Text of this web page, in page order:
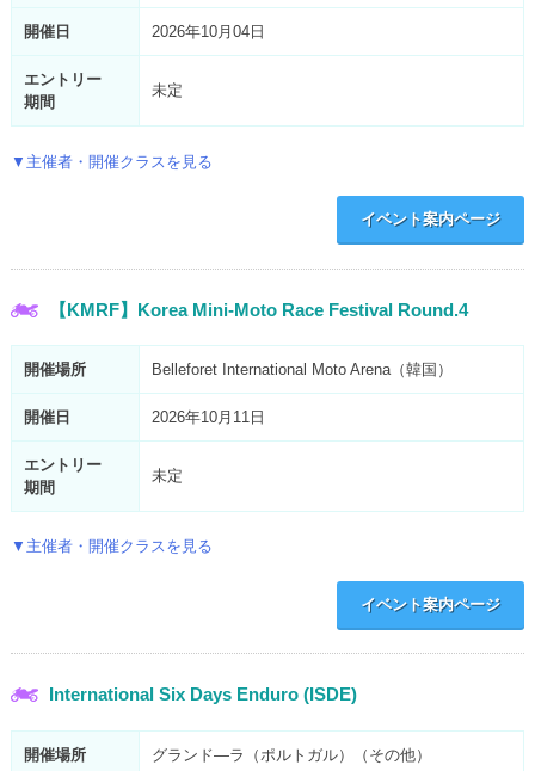
開催日 2026年10月04日
エントリー
期間
未定
▼主催者・開催クラスを見る
イベント案内ページ
【KMRF】Korea Mini-Moto Race Festival Round.4
開催場所 Belleforet International Moto Arena（韓国）
開催日 2026年10月11日
エントリー
期間
未定
▼主催者・開催クラスを見る
イベント案内ページ
International Six Days Enduro (ISDE)
開催場所 グランド―ラ（ポルトガル）（その他）